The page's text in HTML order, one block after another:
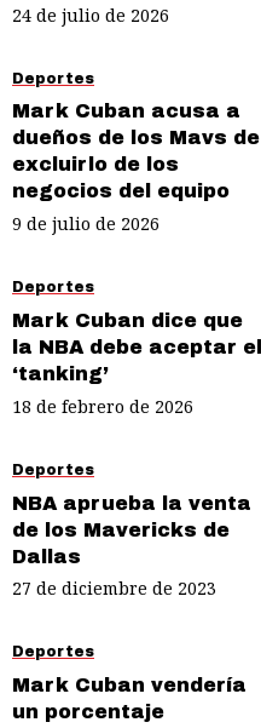
24 de julio de 2026
Deportes
Mark Cuban acusa a
dueños de los Mavs de
excluirlo de los
negocios del equipo
9 de julio de 2026
Deportes
Mark Cuban dice que
la NBA debe aceptar el
‘tanking’
18 de febrero de 2026
Deportes
NBA aprueba la venta
de los Mavericks de
Dallas
27 de diciembre de 2023
Deportes
Mark Cuban vendería
un porcentaje